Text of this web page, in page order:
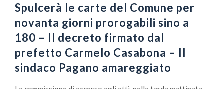
Spulcerà le carte del Comune per
novanta giorni prorogabili sino a
180 – Il decreto firmato dal
prefetto Carmelo Casabona – Il
sindaco Pagano amareggiato